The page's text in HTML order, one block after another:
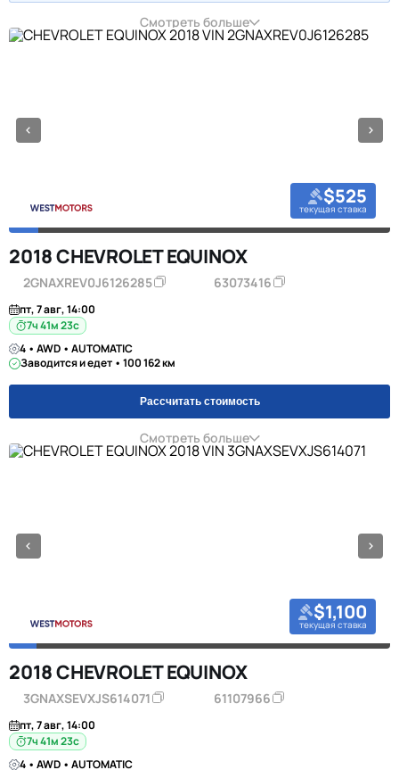
Смотреть больше
$525
текущая ставка
2018 CHEVROLET EQUINOX
2GNAXREV0J6126285 63073416
пт, 7 авг, 14:00
7ч 41м 23с
4 • AWD • AUTOMATIC
Заводится и едет • 100 162 км
Рассчитать стоимость
Смотреть больше
$1,100
текущая ставка
2018 CHEVROLET EQUINOX
3GNAXSEVXJS614071 61107966
пт, 7 авг, 14:00
7ч 41м 23с
4 • AWD • AUTOMATIC